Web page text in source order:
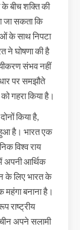
बीच शक्ति की
जा सकता कि
के साथ निपटा
ने घोषणा की है
संभव नहीं
पर समझौते
गहरा किया है।
किया है,
हुआ है। भारत एक
विश्व राय
अपनी आर्थिक
के लिए भारत के
बनाना है।
राष्ट्रीय
अपने सलामी